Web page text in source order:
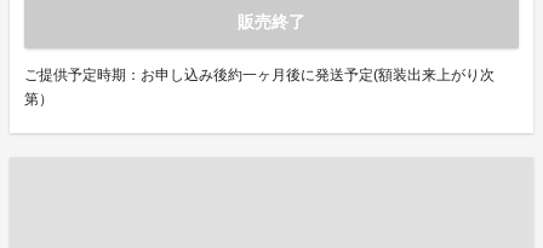
販売終了
ご提供予定時期：お申し込み後約一ヶ月後に発送予定(額装出来上がり次
第）